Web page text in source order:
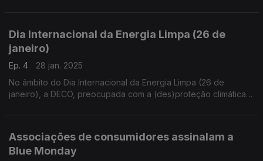
Dia Internacional da Energia Limpa (26 de
janeiro)
Ep. 4
28 jan. 2025
No âmbito do Dia Internacional da Energia Limpa (26 de
janeiro), a DECO, preocupada com a (des)proteção climática
Associações de consumidores assinalam a
Blue Monday